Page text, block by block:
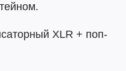
XLR + поп-